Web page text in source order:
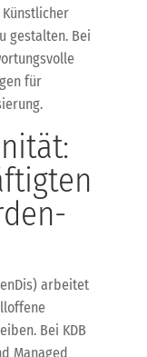
gestalten. Bei
für
arbeitet
Bei KDB
Managed